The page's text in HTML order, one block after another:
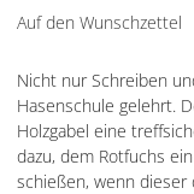
Auf den Wunschzettel
Nicht nur Schreiben
Hasenschule gelehrt.
Holzgabel eine
dazu, dem Rotfuchs
schießen, wenn dieser